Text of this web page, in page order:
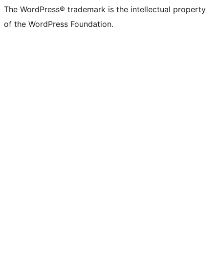
The WordPress® trademark is the intellectual property
of the WordPress Foundation.